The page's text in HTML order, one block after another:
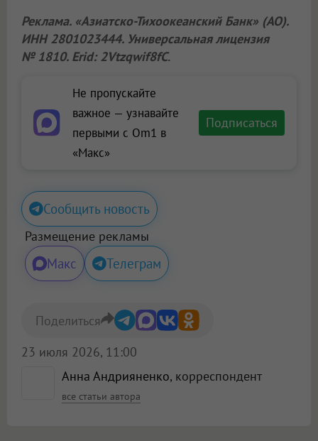
Реклама. «Азиатско-Тихоокеанский Банк» (АО).
ИНН 2801023444. Универсальная лицензия
№ 1810. Erid: 2Vtzqwif8fC.
Не пропускайте
важное — узнавайте
первыми с Om1 в
«Макс»
Подписаться
Сообщить новость
Размещение рекламы
Макс Телеграм
Анна Андрияненко, корреспондент
все статьи автора
23 июля 2026, 11:00
Поделиться